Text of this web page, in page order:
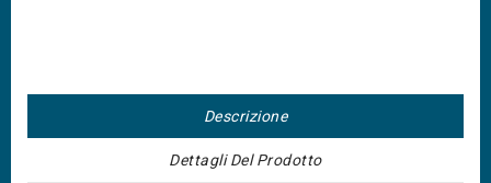
Descrizione
Dettagli Del Prodotto